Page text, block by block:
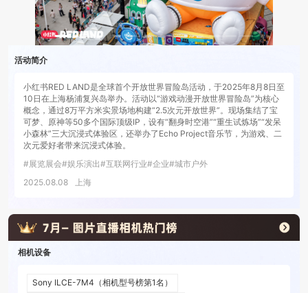
活动简介
小红书RED LAND是全球首个开放世界冒险岛活动，于2025年8月8日至
10日在上海杨浦复兴岛举办。活动以“游戏动漫开放世界冒险岛”为核心
概念，通过8万平方米实景场地构建“2.5次元开放世界”。现场集结了宝
可梦、原神等50多个国际顶级IP，设有“翻身时空港”“重生试炼场”“发呆
小森林”三大沉浸式体验区，还举办了Echo Project音乐节，为游戏、二
次元爱好者带来沉浸式体验。
#展览展会#娱乐演出#互联网行业#企业#城市户外
2025.08.08
上海
相机设备
Sony ILCE-7M4 （相机型号榜第1名）